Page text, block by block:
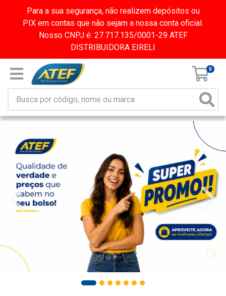
Para a sua segurança, não realizem depósitos ou
PIX em contas que não sejam a nossa conta oficial.
Nosso CNPJ é: 27.717.135/0001-29 ATEF
DISTRIBUIDORA EIRELI
0